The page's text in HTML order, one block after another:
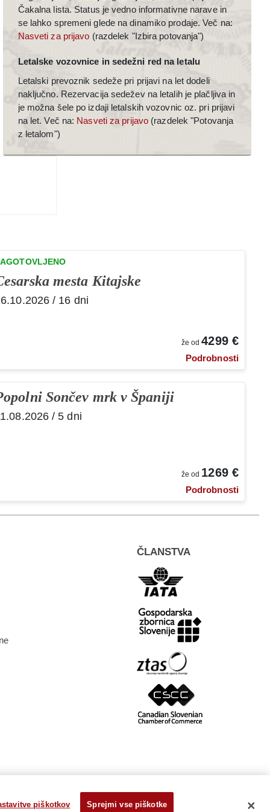
Čakalna lista. Status je vedno informativne narave in
se lahko spremeni glede na dinamiko prodaje. Več na:
Nasveti za prijavo (razdelek "Izbira potovanja")
Letalske vozovnice in sedežni red na letalu
Letalski prevoznik sedeže pri prijavi na let dodeli
naključno. Rezervacija sedežev na letalih je plačljiva in
je možna šele po izdaji letalskih vozovnic oz. pri prijavi
na let. Več na: Nasveti za prijavo (razdelek "Potovanja
z letalom")
mesta Kitajske
/ 16 dni
že od4299 €
Podrobnosti
Sončev mrk v Španiji
/ 5 dni
že od 1269 €
Podrobnosti
ČLANSTVA
piškotkov Sprejmi vse piškotke